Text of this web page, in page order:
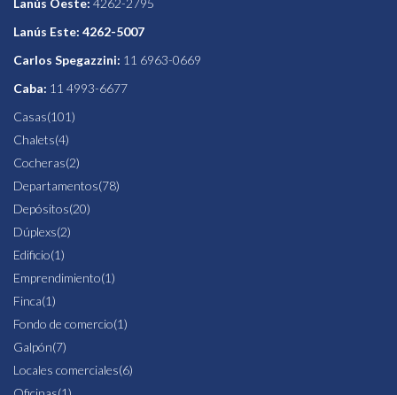
Lanús Oeste: 4262-2795
Lanús Este: 4262-5007
Carlos Spegazzini: 11 6963-0669
Caba: 11 4993-6677
Casas(101)
Chalets(4)
Cocheras(2)
Departamentos(78)
Depósitos(20)
Dúplexs(2)
Edificio(1)
Emprendimiento(1)
Finca(1)
Fondo de comercio(1)
Galpón(7)
Locales comerciales(6)